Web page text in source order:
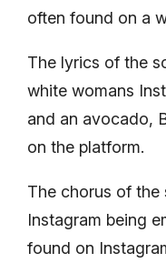
often found on a
The lyrics of the
white womans
and an avocado,
on the platform.
The chorus of the
Instagram being
found on